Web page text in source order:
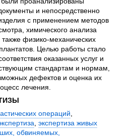
и непосредственно
с применением методов
химического анализа
физико-механических
Целью работы стало
оказанных услуг и
стандартам и нормам,
дефектов и оценка их
лечения.
операций,
, экспертиза живых
обвиняемых,